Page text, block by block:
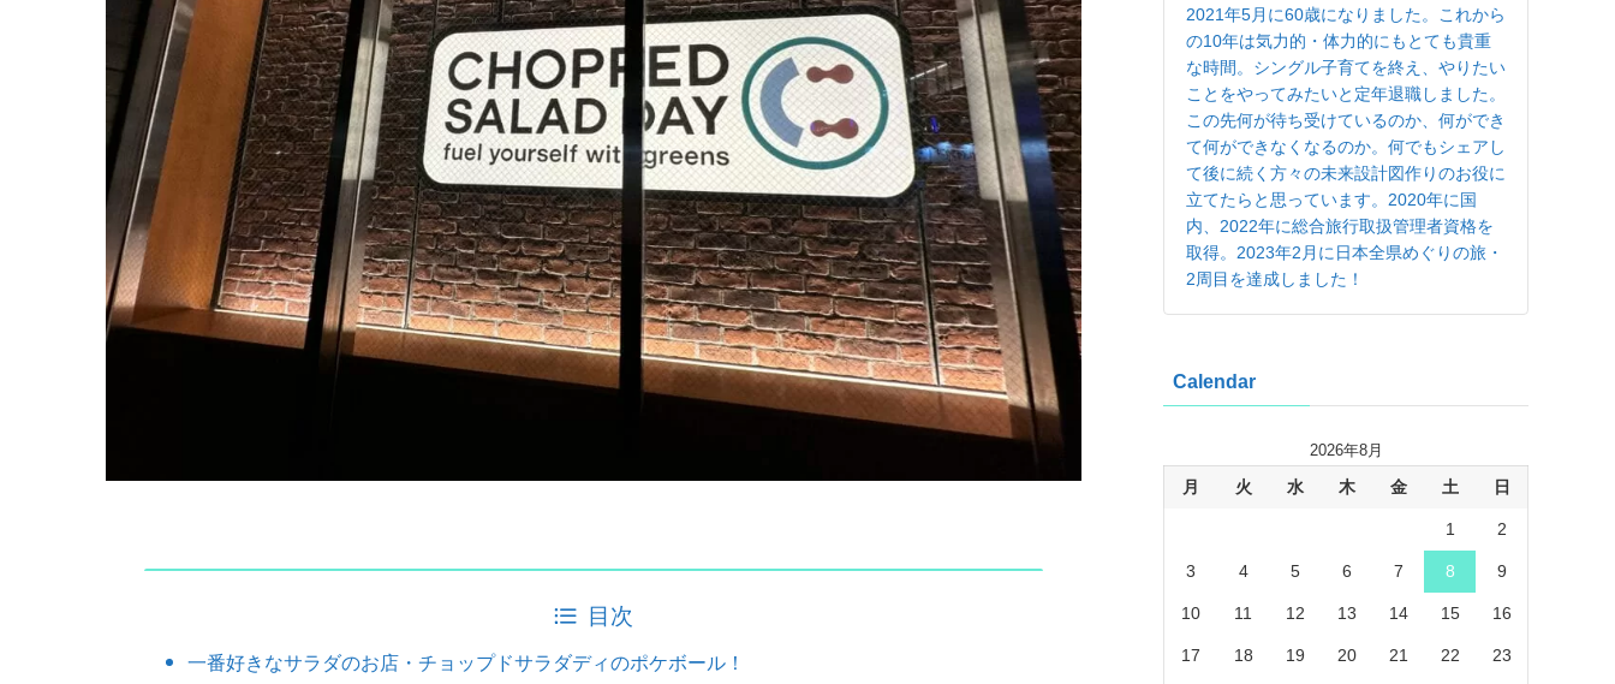
目次
一番好きなサラダのお店・チョップドサラダディのポケボール！
2021年5月に60歳になりました。これから
の10年は気力的・体力的にもとても貴重
な時間。シングル子育てを終え、やりたい
ことをやってみたいと定年退職しました。
この先何が待ち受けているのか、何ができ
て何ができなくなるのか。何でもシェアし
て後に続く方々の未来設計図作りのお役に
立てたらと思っています。2020年に国
内、2022年に総合旅行取扱管理者資格を
取得。2023年2月に日本全県めぐりの旅・
2周目を達成しました！
Calendar
2026年8月
月 火 水 木 金 土 日
1 2
3 4 5 6 7 8 9
10 11 12 13 14 15 16
17 18 19 20 21 22 23